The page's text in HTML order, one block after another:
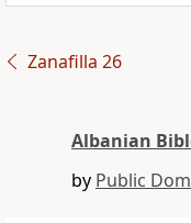
Zanafilla 26
Albanian
by Public